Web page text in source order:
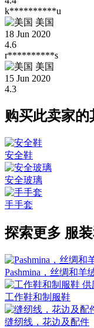
k**********u
美国
18 Jun 2020
4.6
r**********s
美国
15 Jun 2020
4.3
购买此卖家的
安全鞋
安全玻璃
手手套
探索更多 服
Pashmina，丝绸和羊
工作鞋和制服鞋
缝纫线，花边及配件